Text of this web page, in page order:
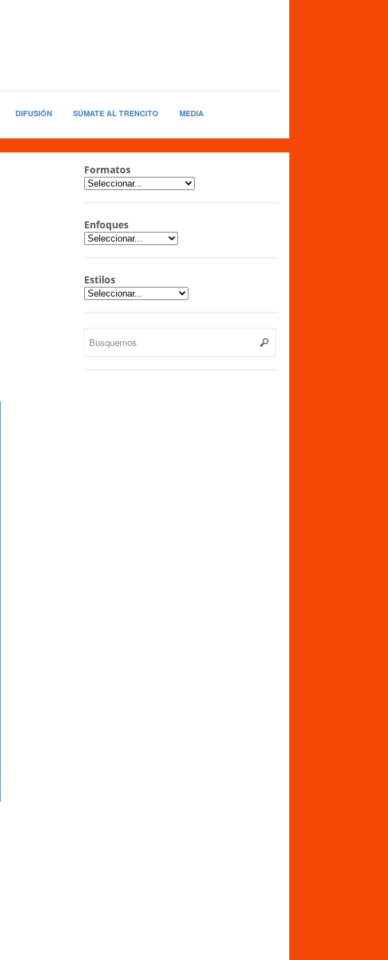
DIFUSIÓN SÚMATE AL TRENCITO MEDIA
Formatos
Enfoques
Estilos